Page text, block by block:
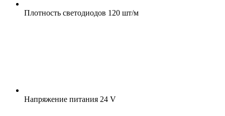
Плотность светодиодов 120 шт/м
Напряжение питания 24 V